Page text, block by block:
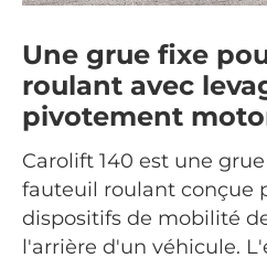
Une grue fixe
roulant avec
pivotement
Carolift 140 est une
fauteuil roulant conçue
dispositifs de mobilité
l'arrière d'un véhicule.